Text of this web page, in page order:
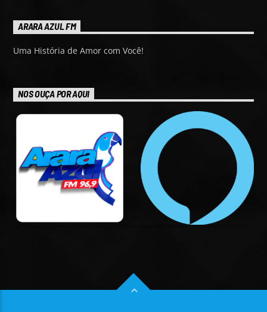
ARARA AZUL FM
Uma História de Amor com Você!
NOS OUÇA POR AQUI